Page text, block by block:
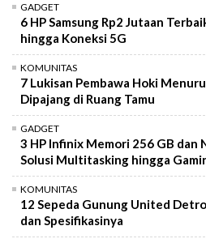
GADGET
6 HP Samsung Rp2 Jutaan
hingga Koneksi 5G
KOMUNITAS
7 Lukisan Pembawa Hoki
Dipajang di Ruang Tamu
GADGET
3 HP Infinix Memori 256 GB dan
Solusi Multitasking hingga
KOMUNITAS
12 Sepeda Gunung United
dan Spesifikasinya